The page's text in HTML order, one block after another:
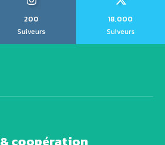
200
Suiveurs
18,000
Suiveurs
coopération